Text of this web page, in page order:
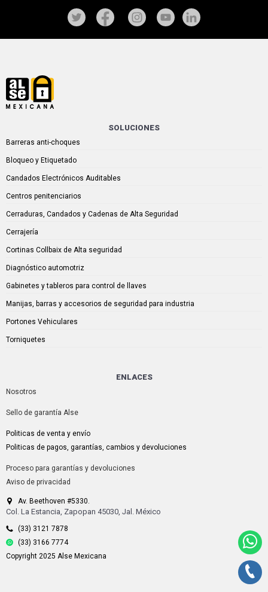
SOLUCIONES
Barreras anti-choques
Bloqueo y Etiquetado
Candados Electrónicos Auditables
Centros penitenciarios
Cerraduras, Candados y Cadenas de Alta Seguridad
Cerrajería
Cortinas Collbaix de Alta seguridad
Diagnóstico automotriz
Gabinetes y tableros para control de llaves
Manijas, barras y accesorios de seguridad para industria
Portones Vehiculares
Torniquetes
ENLACES
Nosotros
Sello de garantía Alse
Politicas de venta y envío
Politicas de pagos, garantías, cambios y devoluciones
Proceso para garantías y devoluciones
Aviso de privacidad
Av. Beethoven #5330.
Col. La Estancia, Zapopan 45030, Jal. México
(33) 3121 7878
(33) 3166 7774
Copyright 2025 Alse Mexicana